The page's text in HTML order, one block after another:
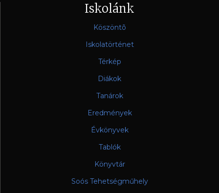
Iskolánk
Köszöntõ
Iskolatörténet
Térkép
Diákok
Tanárok
Eredmények
Évkönyvek
Tablók
Könyvtár
Soós Tehetségműhely